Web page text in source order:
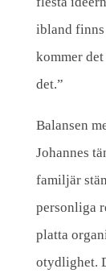
e
ibland finns
kommer
det.”
Balansen
Johannes
familjär
personliga
platta
otydlighet.